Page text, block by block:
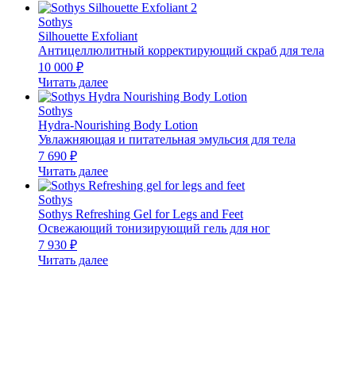
Sothys
Silhouette Exfoliant
Антицеллюлитный корректирующий скраб для тела
10 000 ₽
Читать далее
Sothys
Hydra-Nourishing Body Lotion
Увлажняющая и питательная эмульсия для тела
7 690 ₽
Читать далее
Sothys
Sothys Refreshing Gel for Legs and Feet
Освежающий тонизирующий гель для ног
7 930 ₽
Читать далее